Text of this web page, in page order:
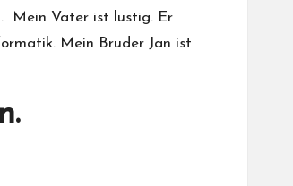
Mein Vater ist lustig. Er
Mein Bruder Jan ist